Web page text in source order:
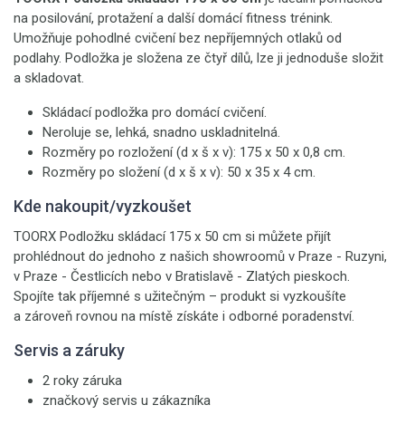
na posilování, protažení a další domácí fitness trénink.
Umožňuje pohodlné cvičení bez nepříjemných otlaků od
podlahy. Podložka je složena ze čtyř dílů, lze ji jednoduše složit
a skladovat.
Skládací podložka pro domácí cvičení.
Neroluje se, lehká, snadno uskladnitelná.
Rozměry po rozložení (d x š x v): 175 x 50 x 0,8 cm.
Rozměry po složení (d x š x v): 50 x 35 x 4 cm.
Kde nakoupit/vyzkoušet
TOORX Podložku skládací 175 x 50 cm si můžete přijít
prohlédnout do jednoho z našich showroomů v Praze - Ruzyni,
v Praze - Čestlicích nebo v Bratislavě - Zlatých pieskoch.
Spojíte tak příjemné s užitečným – produkt si vyzkoušíte
a zároveň rovnou na místě získáte i odborné poradenství.
Servis a záruky
2 roky záruka
značkový servis u zákazníka